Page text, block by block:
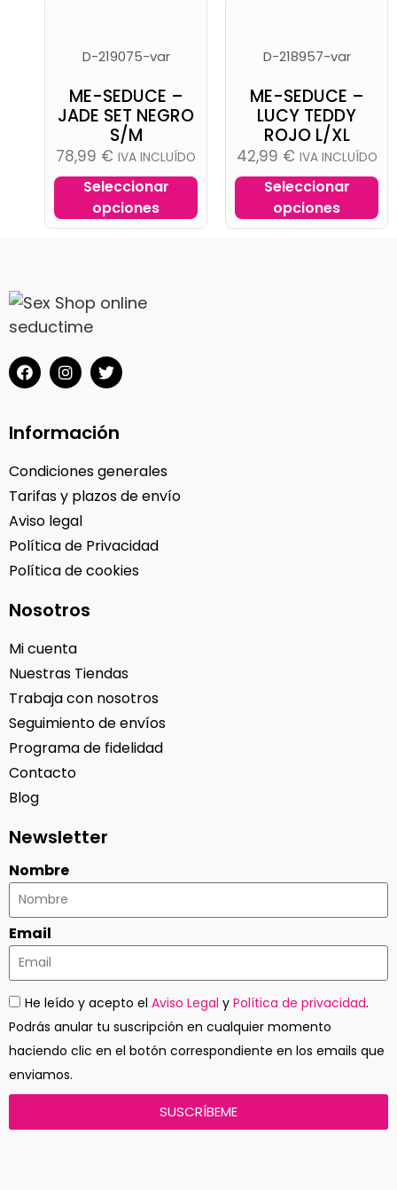
D-219075-var
ME-SEDUCE –
JADE SET NEGRO
S/M
78,99 € IVA INCLUÍDO
Seleccionar
opciones
D-218957-var
ME-SEDUCE –
LUCY TEDDY
ROJO L/XL
42,99 € IVA INCLUÍDO
Seleccionar
opciones
Información
Condiciones generales
Tarifas y plazos de envío
Aviso legal
Política de Privacidad
Política de cookies
Nosotros
Mi cuenta
Nuestras Tiendas
Trabaja con nosotros
Seguimiento de envíos
Programa de fidelidad
Contacto
Blog
Newsletter
Nombre
Email
He leído y acepto el Aviso Legal y Política de privacidad.
Podrás anular tu suscripción en cualquier momento
haciendo clic en el botón correspondiente en los emails que
enviamos.
SUSCRÍBEME